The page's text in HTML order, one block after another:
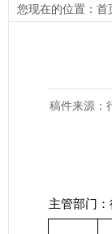
您现在的位置： 首
稿件来源：
主管部门